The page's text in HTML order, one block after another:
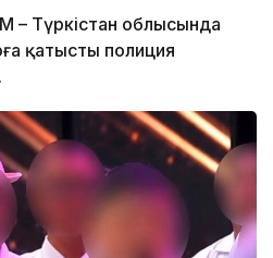
– Түркістан облысында
қатысты полиция